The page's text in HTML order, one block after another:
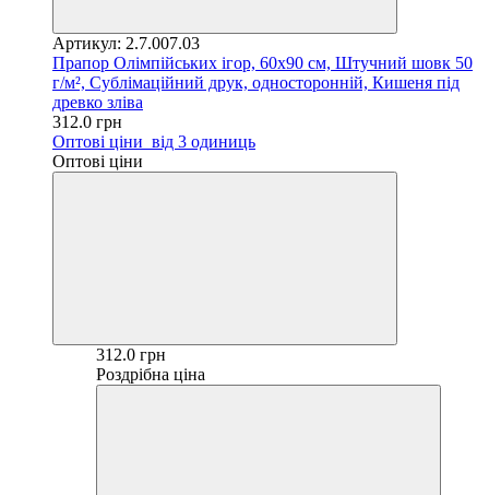
Артикул: 2.7.007.03
Прапор Олімпійських ігор, 60х90 см, Штучний шовк 50
г/м², Сублімаційний друк, односторонній, Кишеня під
древко зліва
312.0 грн
Оптові ціни від 3 одиниць
Оптові ціни
312.0 грн
Роздрібна ціна